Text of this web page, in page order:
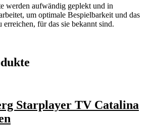
werden aufwändig geplekt und in
um optimale Bespielbarkeit und das
für das sie bekannt sind.
Starplayer TV Catalina